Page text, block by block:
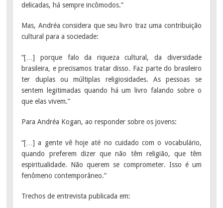
delicadas, há sempre incômodos.”
Mas, Andréa considera que seu livro traz uma contribuição
cultural para a sociedade:
“[…] porque falo da riqueza cultural, da diversidade
brasileira, e precisamos tratar disso. Faz parte do brasileiro
ter duplas ou múltiplas religiosidades. As pessoas se
sentem legitimadas quando há um livro falando sobre o
que elas vivem.”
Para Andréa Kogan, ao responder sobre os jovens:
“[…] a gente vê hoje até no cuidado com o vocabulário,
quando preferem dizer que não têm religião, que têm
espiritualidade. Não querem se comprometer. Isso é um
fenômeno contemporâneo.”
Trechos de entrevista publicada em: